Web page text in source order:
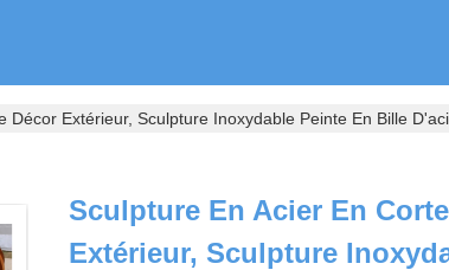
Décor Extérieur, Sculpture Inoxydable Peinte En Bille
Sculpture En Acier En
Extérieur, Sculpture